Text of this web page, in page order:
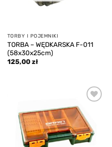
TORBY I POJEMNIKI
TORBA – WĘDKARSKA F-011
(58x30x25cm)
125,00zł
Add to
wishlist